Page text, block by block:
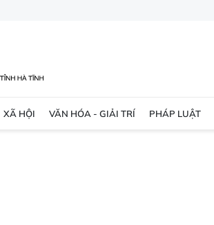
XÃ HỘI VĂN HÓA - GIẢI TRÍ PHÁP LUẬT